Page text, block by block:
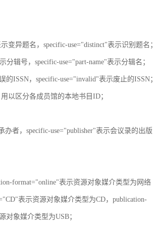
变异题名，specific-use="distinct"表示识别题名；
分辑号，specific-use="part-name"表示分辑名；
ISSN，specific-use="invalid"表示废止的ISSN；
以区分各成员馆的本地书目ID；
办者，specific-use="publisher"表示会议录的出版
format="online"表示资源对象媒介类型为网络
表示资源对象媒介类型为CD，publication-
对象媒介类型为USB；